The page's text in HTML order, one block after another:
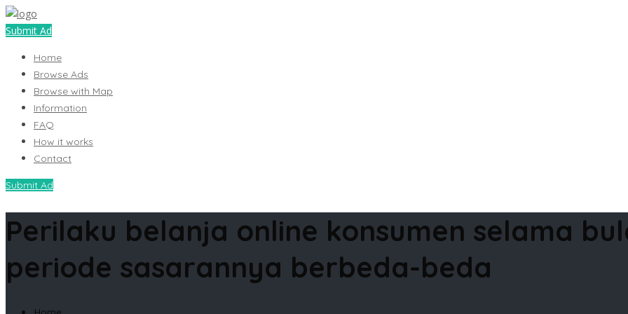
Submit Ad
Home
Browse Ads
Browse with Map
Information
FAQ
How it works
Contact
Submit Ad
Perilaku belanja online konsumen selama
periode sasarannya berbeda-beda